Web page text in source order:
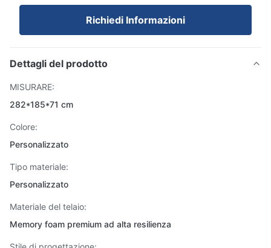
Richiedi Informazioni
Dettagli del prodotto
MISURARE:
282*185*71 cm
Colore:
Personalizzato
Tipo materiale:
Personalizzato
Materiale del telaio:
Memory foam premium ad alta resilienza